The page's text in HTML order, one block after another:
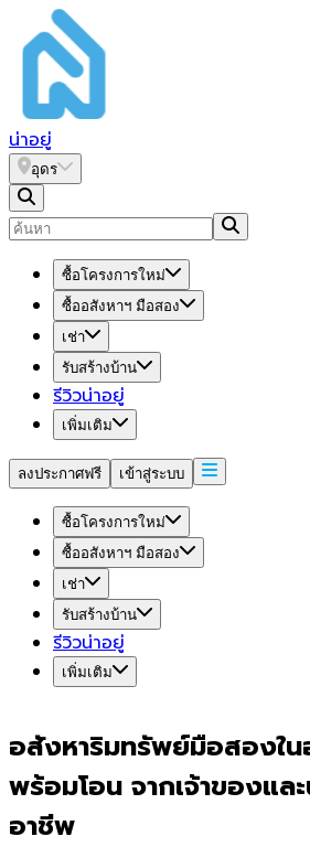
น่าอยู่
อุดร
ซื้อโครงการใหม่
ซื้ออสังหาฯ มือสอง
เช่า
รับสร้างบ้าน
รีวิวน่าอยู่
เพิ่มเติม
ลงประกาศฟรี เข้าสู่ระบบ
ซื้อโครงการใหม่
ซื้ออสังหาฯ มือสอง
เช่า
รับสร้างบ้าน
รีวิวน่าอยู่
เพิ่มเติม
อสังหาริมทรัพย์มือสองใ
พร้อมโอน จากเจ้าของแล
อาชีพ